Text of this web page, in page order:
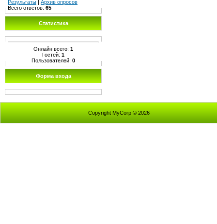
Результаты | Архив опросов
Всего ответов: 65
Статистика
Онлайн всего: 1
Гостей: 1
Пользователей: 0
Форма входа
Copyright MyCorp © 2026